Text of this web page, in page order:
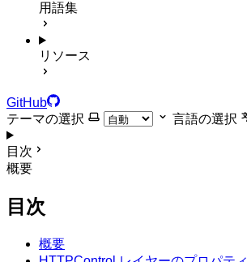
用語集
リソース
GitHub
テーマの選択
言語の選択
目次
概要
目次
概要